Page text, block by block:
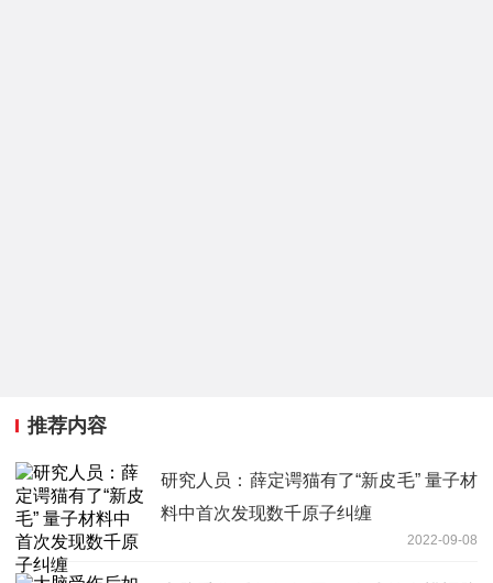
推荐内容
研究人员：薛定谔猫有了“新皮毛” 量子材
料中首次发现数千原子纠缠
2022-09-08